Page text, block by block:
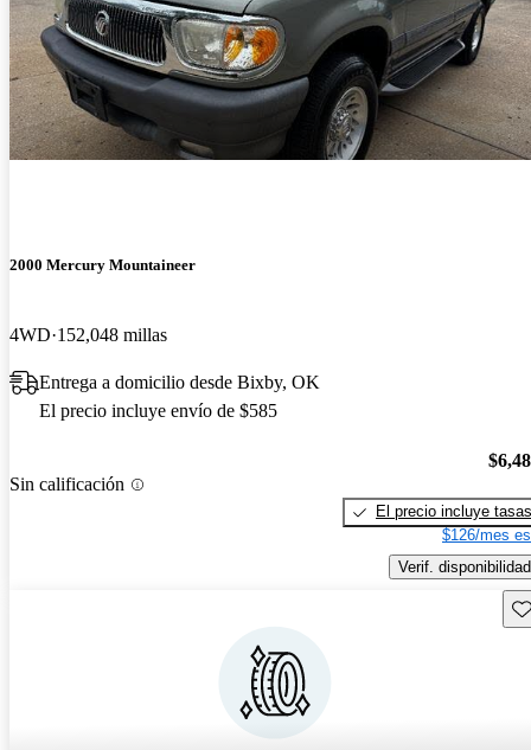
2000 Mercury Mountaineer
4WD 152,048 millas
Entrega a domicilio desde Bixby, OK
El precio incluye envío de $585
Sin calificación
El precio incluye tasas
$126/mes
Verif. disponibilidad